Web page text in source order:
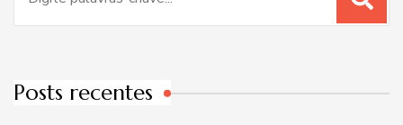
por:
Posts recentes